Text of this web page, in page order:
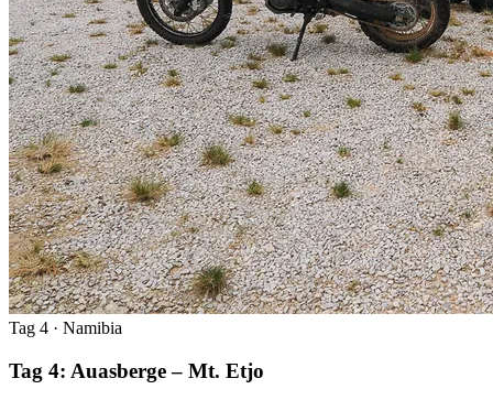
Tag 4 · Namibia
Tag 4: Auasberge – Mt. Etjo